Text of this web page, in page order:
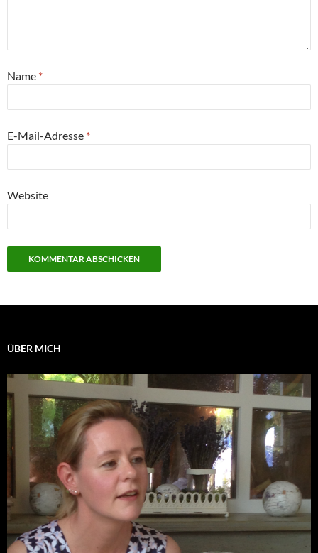
Name *
E-Mail-Adresse *
Website
ÜBER MICH